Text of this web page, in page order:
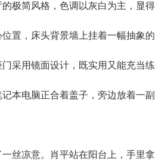
简风格，色调以灰白为主，显得
置，床头背景墙上挂着一幅抽象的
采用镜面设计，既实用又能充当练
本电脑正合着盖子，旁边放着一副
凉意。肖平站在阳台上，手里拿